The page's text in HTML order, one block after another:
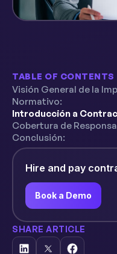
TABLE OF CONTENTS
Visión General de la
Normativo:
Introducción a
Cobertura de
Conclusión:
Hire and pay
Book a Demo
SHARE ARTICLE